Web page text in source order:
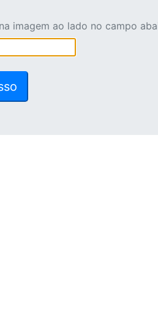
imagem ao lado no campo